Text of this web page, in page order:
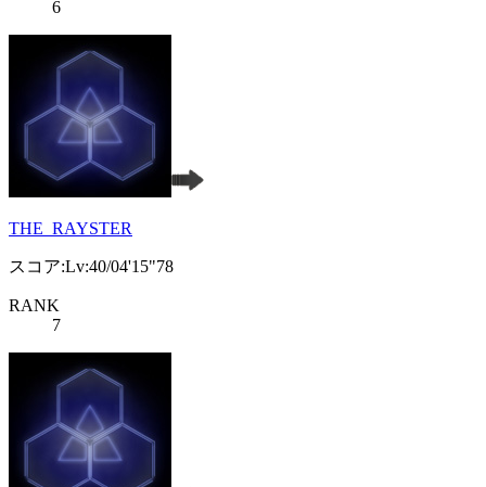
6
THE_RAYSTER
スコア:Lv:40/04'15"78
RANK
7